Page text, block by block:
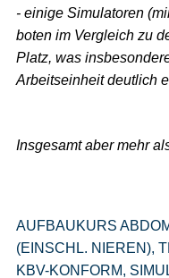
- einige Simulatoren
boten im Vergleich zu
Platz, was
Arbeitseinheit deutlich
Insgesamt aber mehr
AUFBAUKURS
(EINSCHL. NIEREN),
KBV-KONFORM,